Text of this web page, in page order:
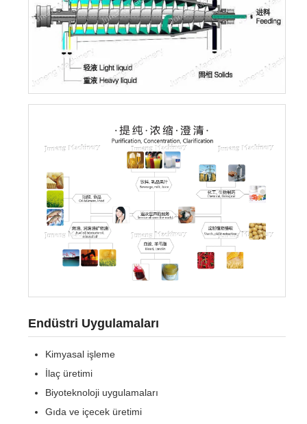
Endüstri Uygulamaları
Kimyasal işleme
İlaç üretimi
Biyoteknoloji uygulamaları
Gıda ve içecek üretimi